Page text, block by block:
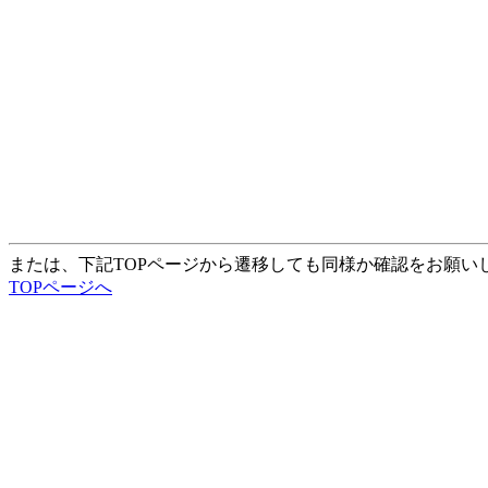
または、下記TOPページから遷移しても同様か確認をお願い
TOPページへ